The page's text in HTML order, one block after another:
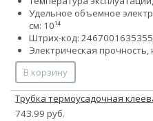
Удельное объемное
см: 10¹⁴
Штрих-код:
Электрическая
В корзину
Трубка термоусадочная
743.99 руб.